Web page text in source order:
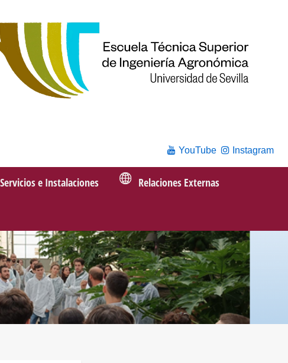
YouTube Instagram
Servicios e Instalaciones Relaciones Externas